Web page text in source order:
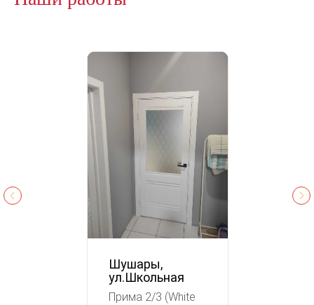
Шушары,
ул.Школьная
Прима 2/3 (White